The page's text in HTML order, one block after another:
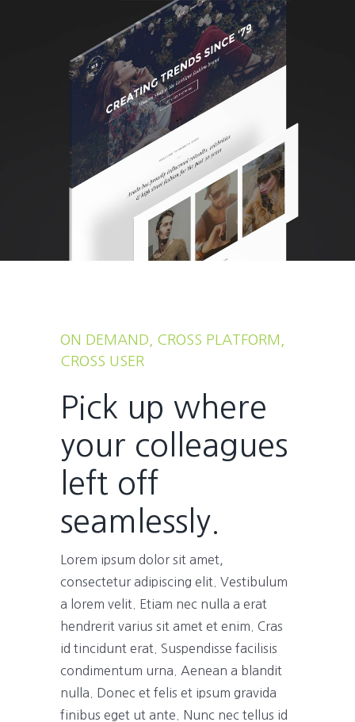
ON DEMAND, CROSS PLATFORM,
CROSS USER
Pick up where
your colleagues
left off
seamlessly.
Lorem ipsum dolor sit amet,
consectetur adipiscing elit. Vestibulum
a lorem velit. Etiam nec nulla a erat
hendrerit varius sit amet et enim. Cras
id tincidunt erat. Suspendisse facilisis
condimentum urna. Aenean a blandit
nulla. Donec et felis et ipsum gravida
finibus eget ut ante. Nunc nec tellus id